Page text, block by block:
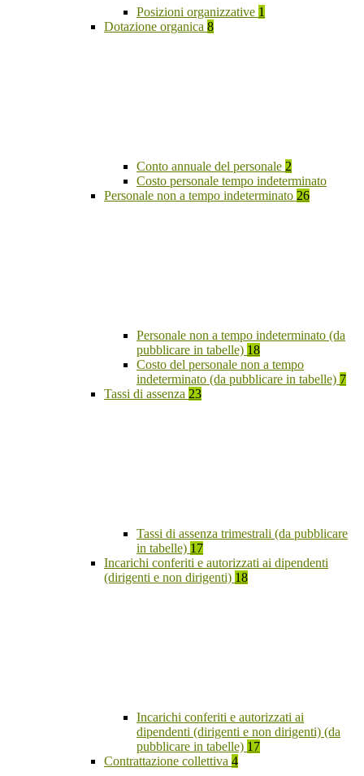
Posizioni organizzative 1
Dotazione organica 8
Conto annuale del personale 2
Costo personale tempo indeterminato
Personale non a tempo indeterminato 26
Personale non a tempo indeterminato (da
pubblicare in tabelle) 18
Costo del personale non a tempo
indeterminato (da pubblicare in tabelle) 7
Tassi di assenza 23
Tassi di assenza trimestrali (da pubblicare
in tabelle) 17
Incarichi conferiti e autorizzati ai dipendenti
(dirigenti e non dirigenti) 18
Incarichi conferiti e autorizzati ai
dipendenti (dirigenti e non dirigenti) (da
pubblicare in tabelle) 17
Contrattazione collettiva 4